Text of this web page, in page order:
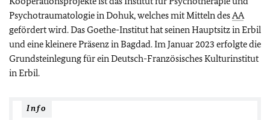
Psychotraumatologie in Dohuk, welches mit Mitteln desAA
gefördert wird. Das Goethe-Institut hat seinen Hauptsitz in Erbil
und eine kleinere Präsenz in Bagdad. Im Januar 2023 erfolgte die
Grundsteinlegung für ein Deutsch-Französisches Kulturinstitut
in Erbil.
Info